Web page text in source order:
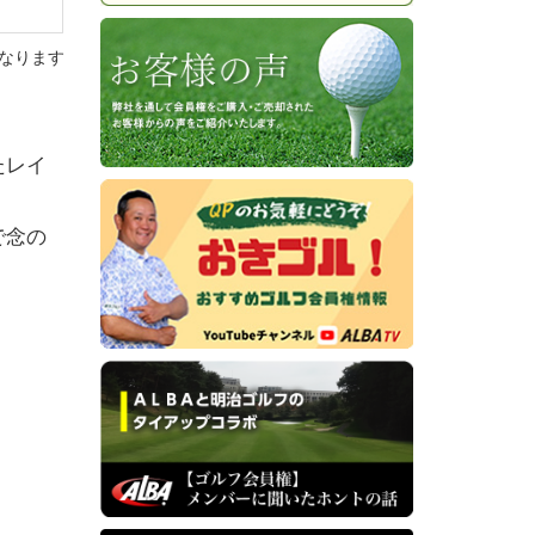
ります
イ
念の